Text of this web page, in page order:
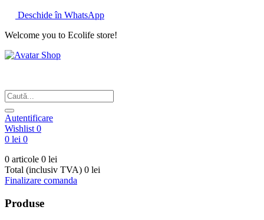
Deschide în WhatsApp
Welcome you to Ecolife store!
Autentificare
Wishlist 0
0 lei 0
0 articole 0 lei
Total (inclusiv TVA) 0 lei
Finalizare comanda
Produse